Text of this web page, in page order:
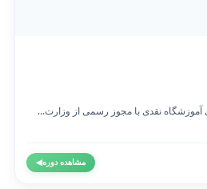
مشاهده دوره◀